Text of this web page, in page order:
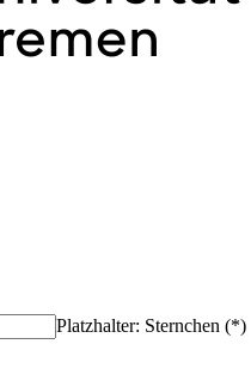
Platzhalter: Sternchen (*)